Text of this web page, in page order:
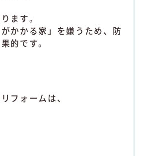
ます。
かかる家」を嫌うため、防
的です。
フォームは、